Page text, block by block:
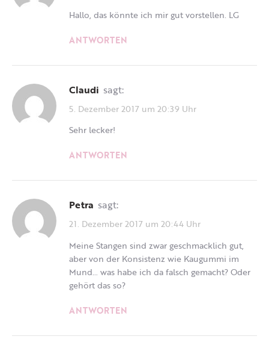
Hallo, das könnte ich mir gut vorstellen. LG
ANTWORTEN
Claudi sagt:
5. Dezember 2017 um 20:39 Uhr
Sehr lecker!
ANTWORTEN
Petra sagt:
21. Dezember 2017 um 20:44 Uhr
Meine Stangen sind zwar geschmacklich gut,
aber von der Konsistenz wie Kaugummi im
Mund… was habe ich da falsch gemacht? Oder
gehört das so?
ANTWORTEN